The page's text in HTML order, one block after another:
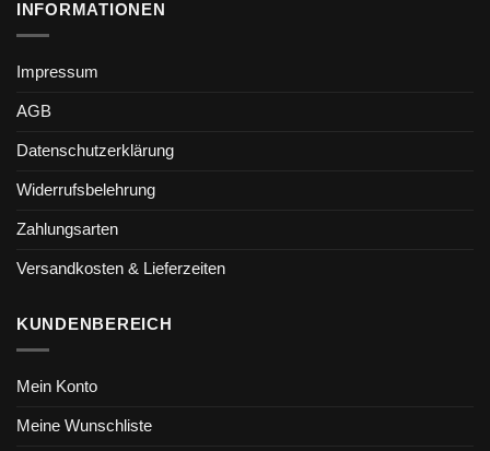
INFORMATIONEN
Impressum
AGB
Datenschutzerklärung
Widerrufsbelehrung
Zahlungsarten
Versandkosten & Lieferzeiten
KUNDENBEREICH
Mein Konto
Meine Wunschliste